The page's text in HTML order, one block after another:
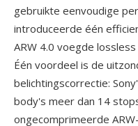
gebruikte eenvoudige
introduceerde één
ARW 4.0 voegde
Één voordeel is de
belichtingscorrectie:
body's meer dan 14
ongecomprimeerde